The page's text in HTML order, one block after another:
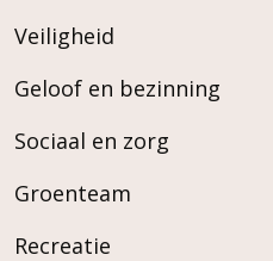
Veiligheid
Geloof en bezinning
Sociaal en zorg
Groenteam
Recreatie